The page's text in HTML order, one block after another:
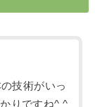
技術がいっ
りですね^ ^